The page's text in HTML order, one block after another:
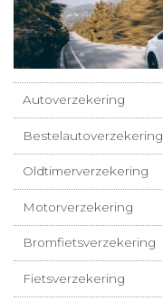
Autoverzekering
Bestelautoverzekering
Oldtimerverzekering
Motorverzekering
Bromfietsverzekering
Fietsverzekering